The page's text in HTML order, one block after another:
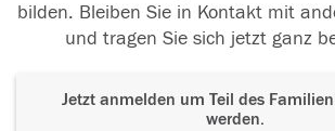
bilden. Bleiben Sie in Kontakt mit
und tragen Sie sich jetzt ganz
Jetzt anmelden um Teil des
werden.